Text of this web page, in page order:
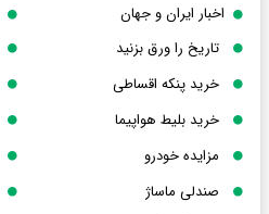
اخبار ایران و جهان
تاریخ را ورق بزنید
خرید پنکه اقساطی
خرید بلیط هواپیما
مزایده خودرو
صندلی ماساژ